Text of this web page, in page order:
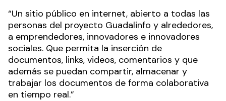
“Un sitio público en internet, abierto a todas las
personas del proyecto Guadalinfo y alrededores,
a emprendedores, innovadores e innovadores
sociales. Que permita la inserción de
documentos, links, videos, comentarios y que
además se puedan compartir, almacenar y
trabajar los documentos de forma colaborativa
en tiempo real.”